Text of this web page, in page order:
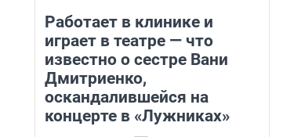
Работает в клинике и
играет в театре — что
известно о сестре Вани
Дмитриенко,
оскандалившейся на
концерте в «Лужниках»